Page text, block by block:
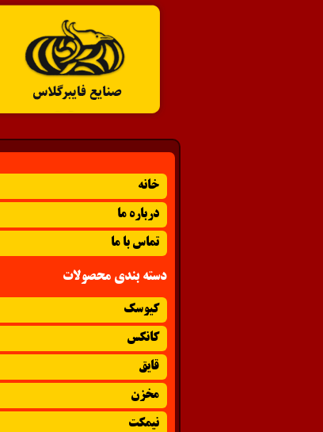
خانه
درباره ما
تماس با ما
دسته بندی محصولات
کیوسک
کانکس
قایق
مخزن
نیمکت